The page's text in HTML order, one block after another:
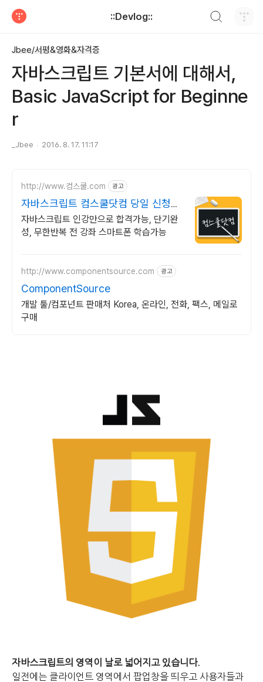
::Devlog::
Jbee/서평&영화&자격증
자바스크립트 기본서에 대해서,
Basic JavaScript for Beginne
r
_Jbee 2016. 8. 17. 11:17
http://www.컴스쿨.com 광고
자바스크립트 컴스쿨닷컴 당일 신청&
결제시 기프티콘!
자바스크립트 인강만으로 합격가능, 단기완
성, 무한반복 전 강좌 스마트폰 학습가능
http://www.componentsource.com 광고
ComponentSource
개발 툴/컴포넌트 판매처 Korea, 온라인, 전화, 팩스, 메일로
구매
자바스크립트의 영역이 날로 넓어지고 있습니다.
일전에는 클라이언트 영역에서 팝업창을 띄우고 사용자들과